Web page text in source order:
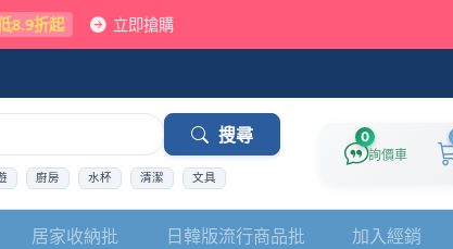
8.9折起 立即搶購
搜尋
廚房 水杯 清潔 文具
0
詢價車
居家收納批
日韓版流行商品批
加入經銷